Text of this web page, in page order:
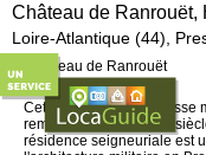
Château de Ranrouët,
Loire-Atlantique (44),
Le château en bref...
Cette imposante forteresse
remaniée au cours des
résidence seigneuriale est